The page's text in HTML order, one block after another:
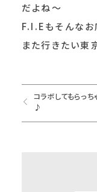
だよね～
F.I.Eもそんなお
また行きたい東
コラボしてもらっち
♪